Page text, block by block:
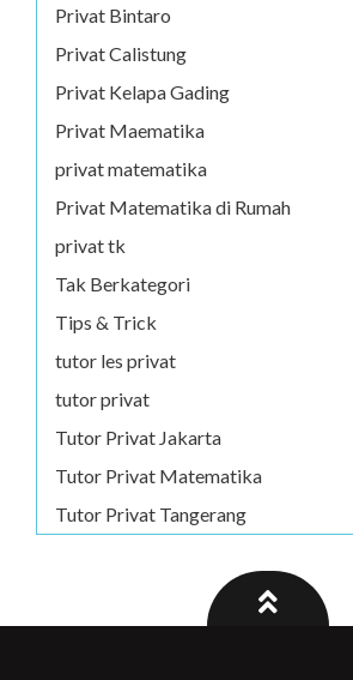
Privat Bintaro
Privat Calistung
Privat Kelapa Gading
Privat Maematika
privat matematika
Privat Matematika di Rumah
privat tk
Tak Berkategori
Tips & Trick
tutor les privat
tutor privat
Tutor Privat Jakarta
Tutor Privat Matematika
Tutor Privat Tangerang